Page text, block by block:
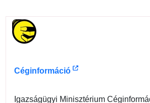
Céginformáció
Igazságügyi Minisztérium